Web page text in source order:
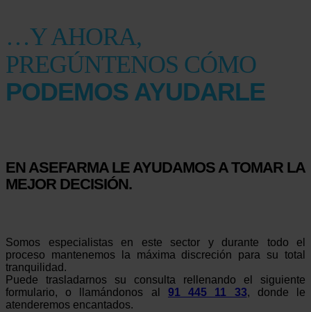
…Y AHORA,
PREGÚNTENOS CÓMO
PODEMOS AYUDARLE
EN ASEFARMA LE AYUDAMOS A TOMAR LA
MEJOR DECISIÓN.
Somos especialistas en este sector y durante todo el
proceso mantenemos la máxima discreción para su total
tranquilidad.
Puede trasladarnos su consulta rellenando el siguiente
formulario, o llamándonos al 91 445 11 33, donde le
atenderemos encantados.